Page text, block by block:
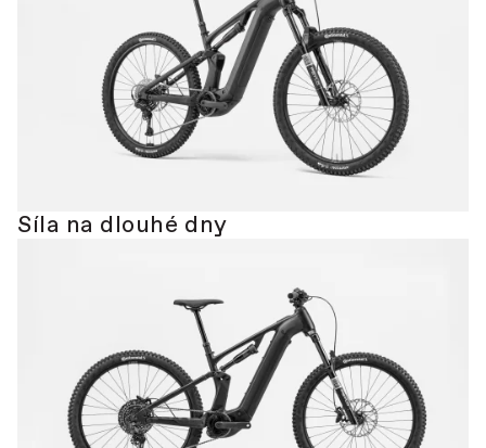
Síla na dlouhé dny